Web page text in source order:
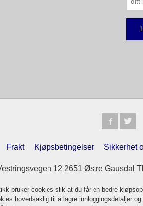
Frakt Kjøpsbetingelser Sikkerhet
12 2651 Østre Gausdal
bruker cookies slik at du får en bedre
hovedsaklig til å lagre innloggingsdetaljer